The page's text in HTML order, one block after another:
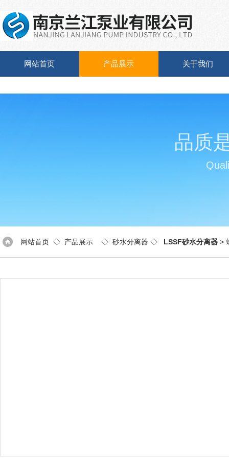
网站首页 产品展示 关于我们
品质
网站首页 ◇ 产品展示 ◇ 砂水分离器 ◇ LSSF砂水分离器 >